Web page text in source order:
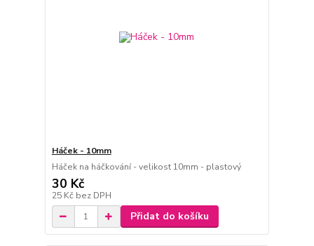
Háček - 10mm
Háček na háčkování - velikost 10mm - plastový
30 Kč
25 Kč bez DPH
Přidat do košíku